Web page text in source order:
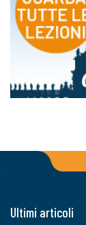
Ultimi articoli